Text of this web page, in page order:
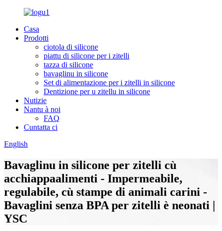
Casa
Prodotti
ciotola di silicone
piattu di silicone per i zitelli
tazza di silicone
bavaglinu in silicone
Set di alimentazione per i zitelli in silicone
Dentizione per u zitellu in silicone
Nutizie
Nantu à noi
FAQ
Cuntatta ci
English
Bavaglinu in silicone per zitelli cù
acchiappaalimenti - Impermeabile,
regulabile, cù stampe di animali carini -
Bavaglini senza BPA per zitelli è neonati |
YSC